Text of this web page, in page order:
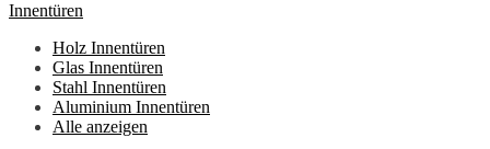
Innentüren
Holz Innentüren
Glas Innentüren
Stahl Innentüren
Aluminium Innentüren
Alle anzeigen